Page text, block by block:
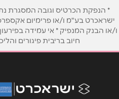
טלפון*
אימייל *
אנא חזרו אלי בקשר ל...
* הנפקת הכרטיס וגובה המסגרת
ישראכרט בע"מ ו/או פרימיום
ו/או הבנק המנפיק * אי עמידה
חיוב בריבית פיגורים